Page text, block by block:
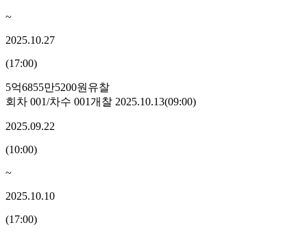
~
2025.10.27
(17:00)
5억6855만5200원 유찰
회차 001/차수 001개찰 2025.10.13(09:00)
2025.09.22
(10:00)
~
2025.10.10
(17:00)